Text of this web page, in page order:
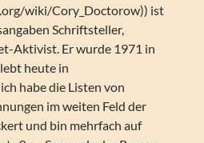
wiki/Cory_Doctorow)) ist
Schriftsteller,
Aktivist. Er wurde 1971 in
heute in
habe die Listen von
im weiten Feld der
und bin mehrfach auf